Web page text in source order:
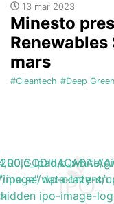
13 mar 2023
Minesto
mars
#Cleantech #Deep Green
wp-content/
data-lazy-
ipo-image-